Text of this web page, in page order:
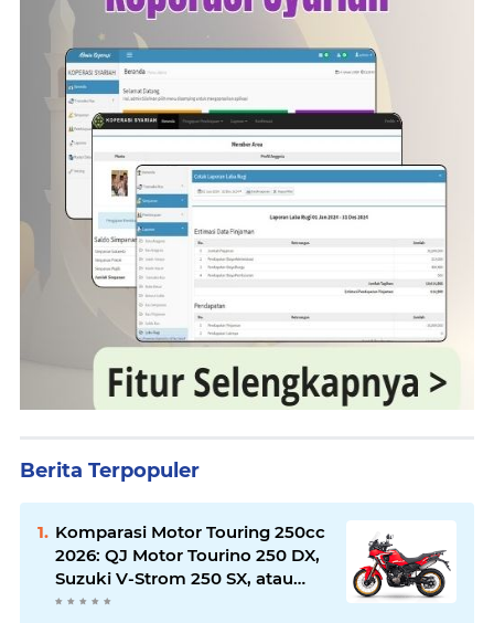
Berita Terpopuler
Komparasi Motor Touring 250cc
2026: QJ Motor Tourino 250 DX,
Suzuki V-Strom 250 SX, atau
Kawasaki Versys-X 250?